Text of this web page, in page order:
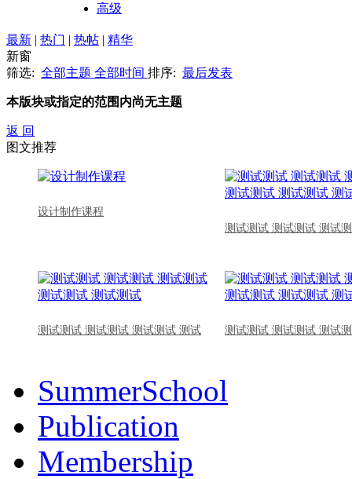
高级
最新 | 热门 | 热帖 | 精华
新窗
筛选: 全部主题 全部时间 排序: 最后发表
本版块或指定的范围内尚无主题
返 回
图文推荐
设计制作课程
测试测试 测试测试 测试
测试测试 测试测试 测试测试 测试 测试测试 测试测试 测试
SummerSchool
Publication
Membership